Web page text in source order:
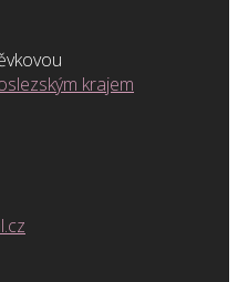
krajem